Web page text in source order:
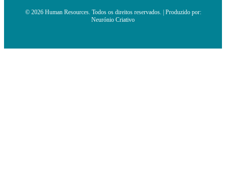
© 2026 Human Resources. Todos os direitos reservados. | Produzido por:
Neurónio Criativo